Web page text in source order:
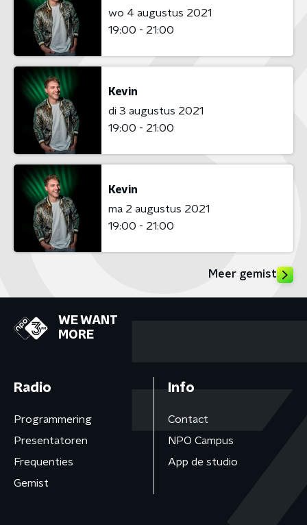
wo 4 augustus 2021
19:00 - 21:00
Kevin
di 3 augustus 2021
19:00 - 21:00
Kevin
ma 2 augustus 2021
19:00 - 21:00
Meer gemist
WE WANT
MORE
Radio
Programmering
Presentatoren
Frequenties
Gemist
Info
Contact
NPO Campus
App de studio